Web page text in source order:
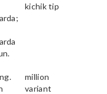
kichik tip
million
variant